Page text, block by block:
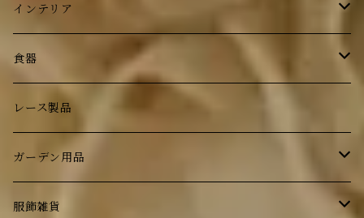
フレグランス
ステーショナリー
フォトフレーム
トレイ
小物入れ
ティーコジ―
インテリア
鏡
時計
照明
壁掛け
食器
ルドゥーテ ローズ
ブラウンベティ―
ガラス食器
レース製品
ガーデン用品
ランプ・ライト
服飾雑貨